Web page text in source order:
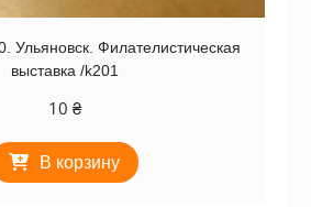
Филателистическая
выставка /k201
10 ₴
В корзину